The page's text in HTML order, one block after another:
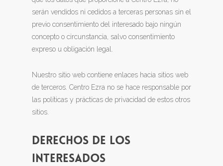
serán vendidos ni cedidos a terceras personas sin el
previo consentimiento del interesado bajo ningún
concepto o circunstancia, salvo consentimiento
expreso u obligación legal.
Nuestro sitio web contiene enlaces hacia sitios web
de terceros. Centro Ezra no se hace responsable por
las políticas y prácticas de privacidad de estos otros
sitios.
DERECHOS DE LOS
INTERESADOS